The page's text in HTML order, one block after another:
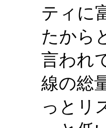
ティに
たから
言われ
線の総
っとリ